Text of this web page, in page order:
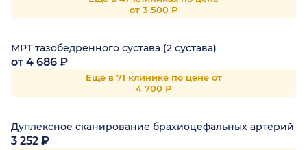
от 3 500 Р
МРТ тазобедренного сустава (2 сустава)
от 4 686 ₽
Ещё в 71 клинике по цене от
4 700 Р
Дуплексное сканирование брахиоцефальных артерий
3 252 ₽